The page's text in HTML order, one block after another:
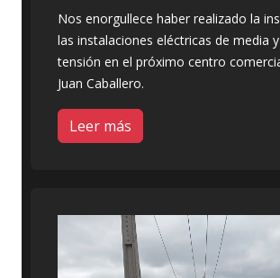
Nos enorgullece haber realizado la
las instalaciones eléctricas de media
tensión en el próximo centro
Juan Caballero.
Leer más